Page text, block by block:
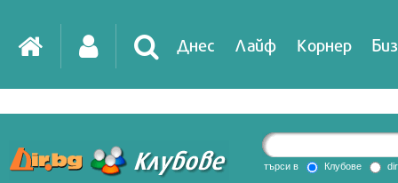
Днес Лайф Корнер
DirTV Impressio
търси в Клубове